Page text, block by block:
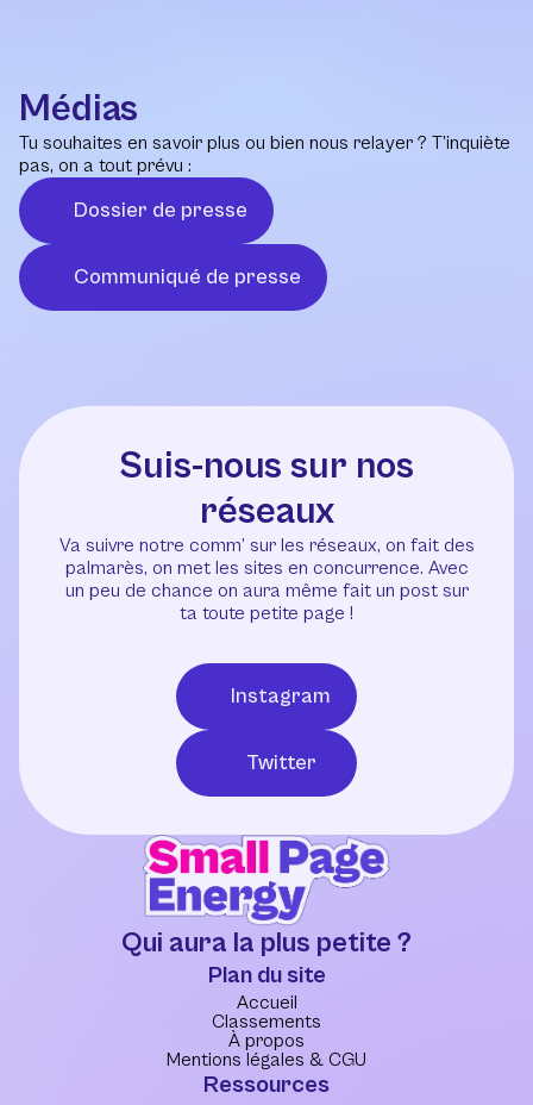
Médias
Tu souhaites en savoir plus ou bien nous relayer ? T’inquiète
pas, on a tout prévu :
Dossier de presse
Communiqué de presse
Suis-nous sur nos
réseaux
Va suivre notre comm’ sur les réseaux, on fait des
palmarès, on met les sites en concurrence. Avec
un peu de chance on aura même fait un post sur
ta toute petite page !
Instagram
Twitter
Qui aura la plus petite ?
Plan du site
Accueil
Classements
À propos
Mentions légales & CGU
Ressources